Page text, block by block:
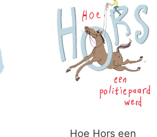
Hoe Hors een